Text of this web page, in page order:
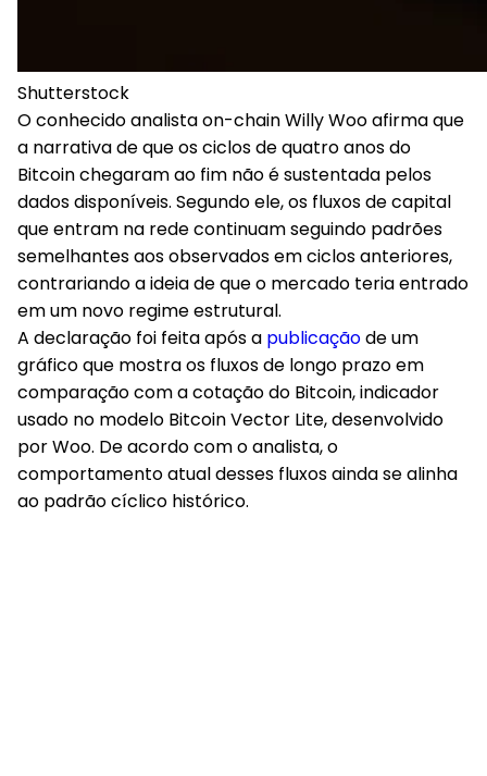
Shutterstock
O conhecido analista on-chainWilly Woo afirma que
a narrativa de que os ciclos de quatro anos do
Bitcoin chegaram ao fim não é sustentada pelos
dados disponíveis. Segundo ele, os fluxos de capital
que entram na rede continuam seguindo padrões
semelhantes aos observados em ciclos anteriores,
contrariando a ideia de que o mercado teria entrado
em um novo regime estrutural.
A declaração foi feita após a publicaçãode um
gráfico que mostra os fluxos de longo prazo em
comparação com a cotação do Bitcoin, indicador
usado no modelo Bitcoin Vector Lite, desenvolvido
por Woo. De acordo com o analista, o
comportamento atual desses fluxos ainda se alinha
ao padrão cíclico histórico.